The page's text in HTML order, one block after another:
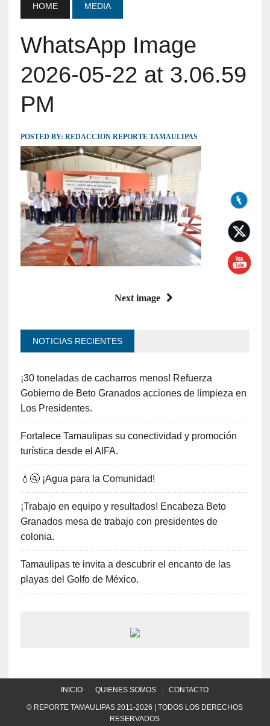
HOME MEDIA
WhatsApp Image
2026-05-22 at 3.06.59
PM
POSTED BY: REDACCION REPORTE TAMAULIPAS
Next image
NOTICIAS RECIENTES
¡30 toneladas de cacharros menos! Refuerza
Gobierno de Beto Granados acciones de limpieza en
Los Presidentes.
Fortalece Tamaulipas su conectividad y promoción
turística desde el AIFA.
💧🚰 ¡Agua para la Comunidad!
¡Trabajo en equipo y resultados! Encabeza Beto
Granados mesa de trabajo con presidentes de
colonia.
Tamaulipas te invita a descubrir el encanto de las
playas del Golfo de México.
INICIO QUIENES SOMOS CONTACTO
© REPORTE TAMAULIPAS 2011-2026 | TODOS LOS DERECHOS
RESERVADOS